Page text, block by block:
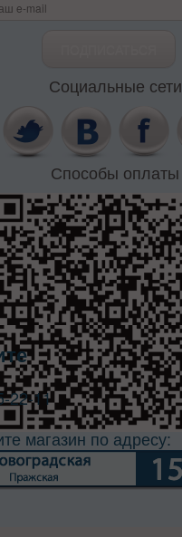
Социальные сети
Способы оплаты
22-11
магазин по адресу: